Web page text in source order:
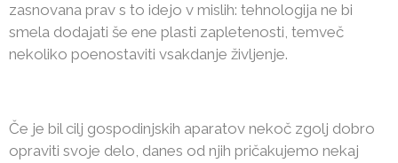
zasnovana prav s to idejo v mislih: tehnologija ne bi
smela dodajati še ene plasti zapletenosti, temveč
nekoliko poenostaviti vsakdanje življenje.
Če je bil cilj gospodinjskih aparatov nekoč zgolj dobro
opraviti svoje delo, danes od njih pričakujemo nekaj